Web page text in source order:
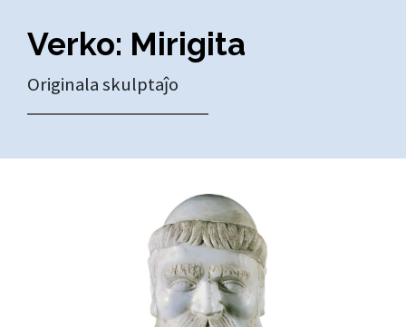
Verko: Mirigita
Originala skulptaĵo